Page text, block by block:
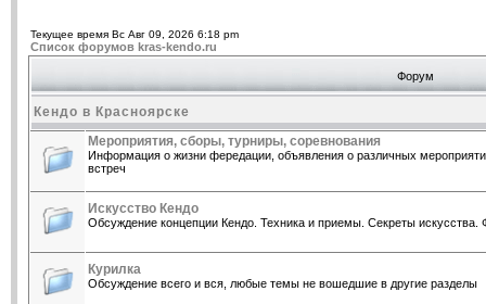
Текущее время Вс Авг 09, 2026 6:18 pm
Список форумов kras-kendo.ru
Форум
Кендо в Красноярске
Мероприятия, сборы, турниры, соревнования
Информация о жизни фередации, объявления о различных
встреч
Искусство Кендо
Обсуждение концепции Кендо. Техника и приемы. Секреты искусства.
Курилка
Обсуждение всего и вся, любые темы не вошедшие в другие разделы